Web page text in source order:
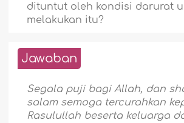
dituntut oleh kondisi darurat
melakukan itu?
Jawaban
Segala puji bagi Allah, dan
salam semoga tercurahkan
Rasulullah beserta keluarga